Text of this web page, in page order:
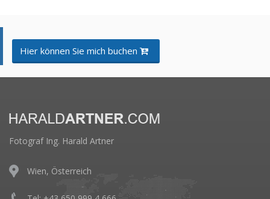
Hier können Sie mich buchen
Fotograf Ing. Harald Artner
Wien, Österreich